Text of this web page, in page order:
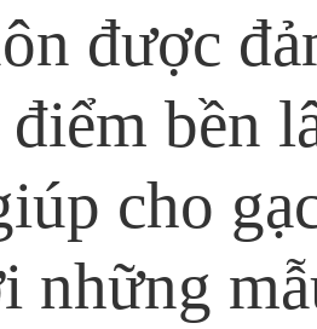
được
bền
cho
những